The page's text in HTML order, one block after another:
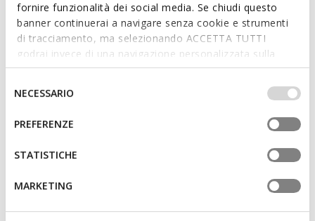
fornire funzionalità dei social media. Se chiudi questo
banner continuerai a navigare senza cookie e strumenti
di tracciamento, ma selezionando ACCETTA TUTTI
godrai invece di una navigazione personalizzata sulla
base dei tuoi gusti ed interessi. Selezionando
IMPOSTAZIONI potrai anche scegliere quali cookies ed
altri strumenti di tracciamento autorizzare. Per maggiori
informazioni o per modificare in qualsiasi momento le
tue impostazioni, visita la nostra
consenso
NECESSARIO
PREFERENZE
STATISTICHE
MARKETING
Flexible and stretchy, thanks to the Active Flexibility
System
Quick and easy to put on
Slip-on design allows you to slide the foot in swiftly;